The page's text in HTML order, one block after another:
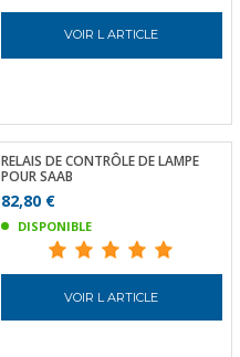
VOIR L ARTICLE
RELAIS DE CONTRÔLE DE LAMPE
POUR SAAB
82,80 €
DISPONIBLE
VOIR L ARTICLE